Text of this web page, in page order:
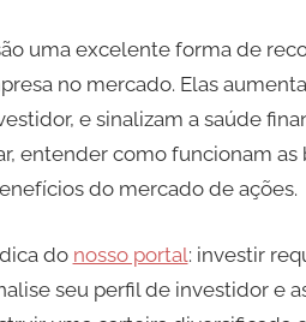
uma excelente forma de
no mercado. Elas
e sinalizam a saúde
entender como funcionam
do mercado de ações.
do nosso portal: investir
seu perfil de investidor e